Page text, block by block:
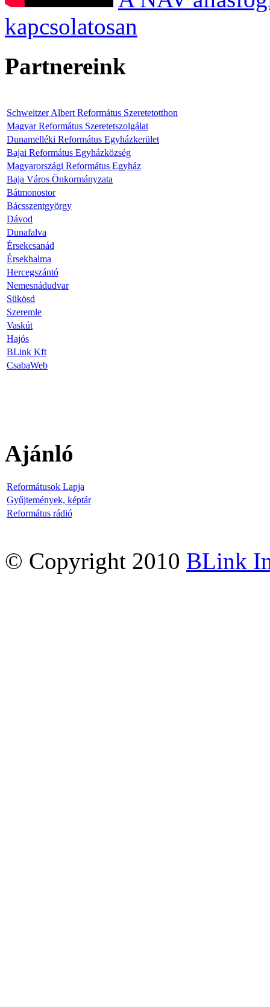
kapcsolatosan
Partnereink
Schweitzer Albert Református Szeretetotthon
Magyar Református Szeretetszolgálat
Dunamelléki Református Egyházkerület
Bajai Református Egyházközség
Magyarországi Református Egyház
Baja Város Önkormányzata
Bátmonostor
Bácsszentgyörgy
Dávod
Dunafalva
Érsekcsanád
Érsekhalma
Hercegszántó
Nemesnádudvar
Sükösd
Szeremle
Vaskút
Hajós
BLink Kft
CsabaWeb
Ajánló
Reformátusok Lapja
Gyűjtemények, képtár
Református rádió
© Copyright 2010 BLink